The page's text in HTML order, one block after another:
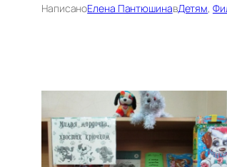
НаписаноЕлена ПантюшинавДетям,